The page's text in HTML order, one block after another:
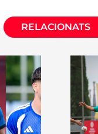
RELACIONATS